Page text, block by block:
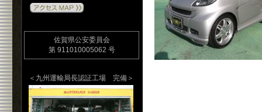
佐賀県公安委員会
第 911010005062 号
＜九州運輸局長認証工場 完備＞